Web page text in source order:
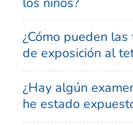
¿Cómo pueden
de exposición al
¿Hay algún
he estado